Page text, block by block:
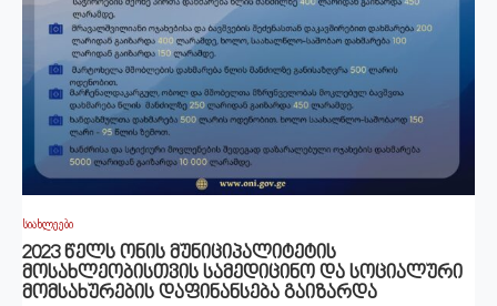
სიახლეები
2023 წელს ონის მუნიციპალიტეტის
მოსახლეობისთვის სამედიცინო და სოციალური
მომსახურების დაფინანსება გაიზარდა